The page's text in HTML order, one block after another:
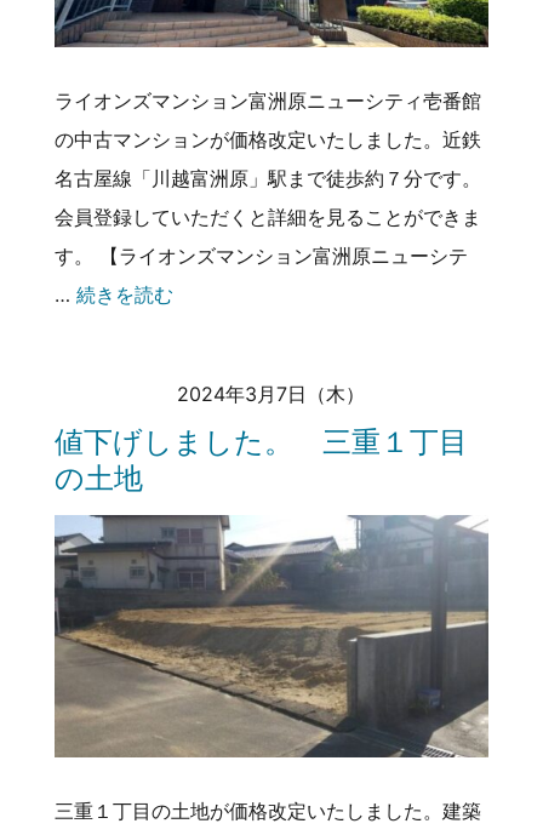
ライオンズマンション富洲原ニューシティ壱番館
の中古マンションが価格改定いたしました。近鉄
名古屋線「川越富洲原」駅まで徒歩約７分です。
会員登録していただくと詳細を見ることができま
す。 【ライオンズマンション富洲原ニューシテ
… 続きを読む
2024年3月7日（木）
値下げしました。 三重１丁目
の土地
三重１丁目の土地が価格改定いたしました。建築